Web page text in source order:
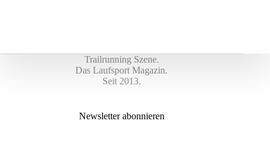
Trailrunning Szene.
Das Laufsport Magazin.
Seit 2013.
Newsletter abonnieren